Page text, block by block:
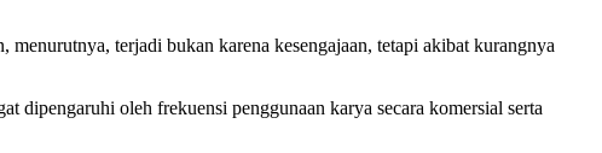
terjadi bukan karena kesengajaan, tetapi akibat kurangnya
dipengaruhi oleh frekuensi penggunaan karya secara komersial serta